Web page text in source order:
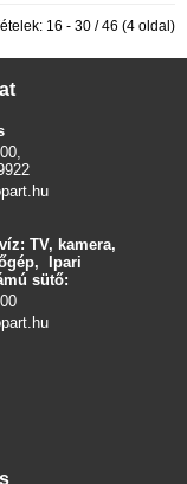
16 - 30 / 46 (4 oldal)
TV, kamera,
Ipari
sütő: